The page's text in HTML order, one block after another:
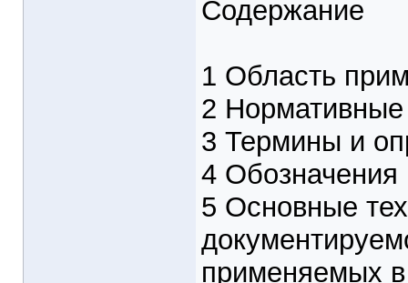
Содержание
1 Область
2
3 Термины и
4
5 Основные
применяемых